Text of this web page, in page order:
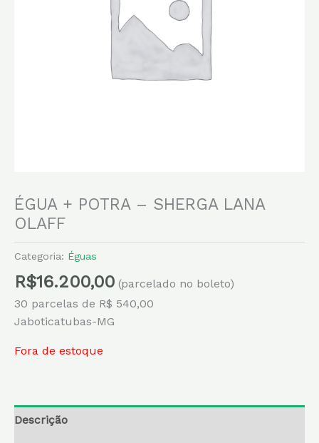
ÉGUA + POTRA – SHERGA LANA
OLAFF
Categoria: Éguas
R$16.200,00 (parcelado no boleto)
30 parcelas de R$ 540,00
Jaboticatubas-MG
Fora de estoque
Descrição